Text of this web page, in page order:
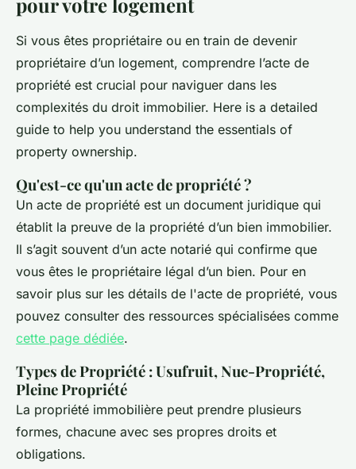
Si vous êtes propriétaire ou en train de devenir
propriétaire d’un logement, comprendre l’acte de
propriété est crucial pour naviguer dans les
complexités du droit immobilier. Here is a detailed
guide to help you understand the essentials of
property ownership.
Qu'est-ce qu'un acte de propriété ?
Un acte de propriété est un document juridique qui
établit la preuve de la propriété d’un bien immobilier.
Il s’agit souvent d’un acte notarié qui confirme que
vous êtes le propriétaire légal d’un bien. Pour en
savoir plus sur les détails de l'acte de propriété, vous
pouvez consulter des ressources spécialisées comme
cette page dédiée.
Types de Propriété : Usufruit, Nue-Propriété,
Pleine Propriété
La propriété immobilière peut prendre plusieurs
formes, chacune avec ses propres droits et
obligations.